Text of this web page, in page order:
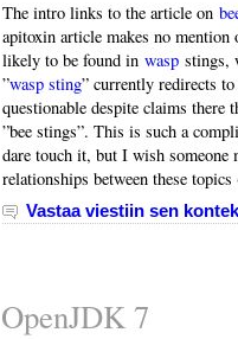
The intro links to the article on
apitoxin article makes no
likely to be found in waspstings,
”wasp sting” currently redirects
questionable despite claims there
”bee stings”. This is such a
dare touch it, but I wish
relationships between these
Vastaa viestiin sen
OpenJDK 7